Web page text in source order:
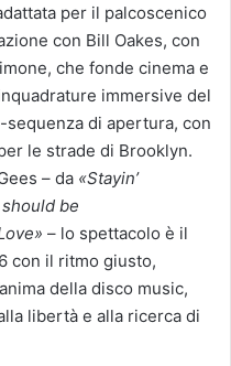
per il palcoscenico
con Bill Oakes, con
che fonde cinema e
immersive del
sequenza di apertura, con
le strade di Brooklyn.
– da «Stayin’
should be
– lo spettacolo è il
con il ritmo giusto,
della disco music,
libertà e alla ricerca di